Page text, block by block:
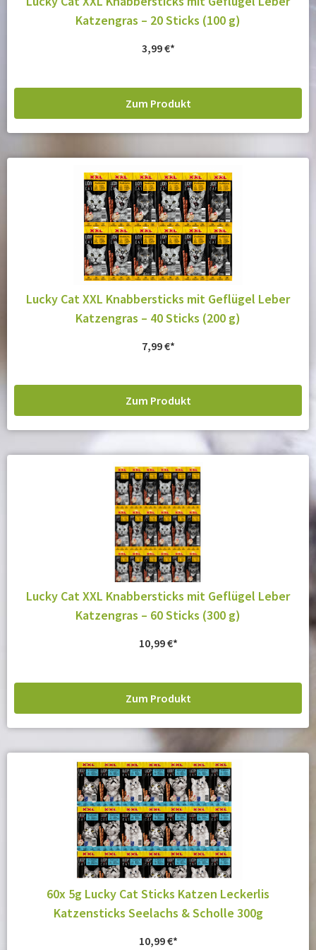
Katzengras – 20 Sticks (100 g)
3,99€
Zum Produkt
Lucky Cat XXL Knabbersticks mit Geflügel Leber
Katzengras – 40 Sticks (200 g)
7,99€
Zum Produkt
Lucky Cat XXL Knabbersticks mit Geflügel Leber
Katzengras – 60 Sticks (300 g)
10,99€
Zum Produkt
60x 5g Lucky Cat Sticks Katzen Leckerlis
Katzensticks Seelachs & Scholle 300g
10,99€